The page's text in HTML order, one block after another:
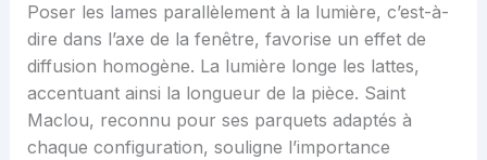
Poser les lames parallèlement à la lumière, c’est-à-
dire dans l’axe de la fenêtre, favorise un effet de
diffusion homogène. La lumière longe les lattes,
accentuant ainsi la longueur de la pièce. Saint
Maclou, reconnu pour ses parquets adaptés à
chaque configuration, souligne l’importance